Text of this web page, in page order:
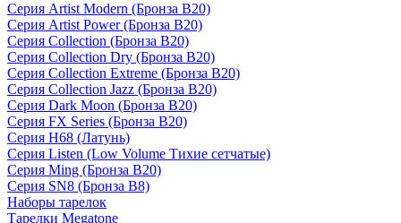
Серия Artist Modern (Бронза B20)
Серия Artist Power (Бронза B20)
Серия Collection (Бронза B20)
Серия Collection Dry (Бронза B20)
Серия Collection Extreme (Бронза B20)
Серия Collection Jazz (Бронза B20)
Серия Dark Moon (Бронза B20)
Серия FX Series (Бронза B20)
Серия H68 (Латунь)
Серия Listen (Low Volume Тихие сетчатые)
Серия Ming (Бронза B20)
Серия SN8 (Бронза B8)
Наборы тарелок
Тарелки Megatone